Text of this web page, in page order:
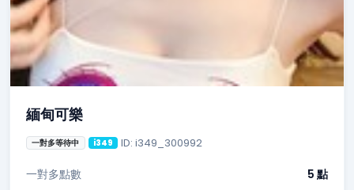
緬甸可樂
一對多等待中 i349 ID: i349_300992
一對多點數
5 點